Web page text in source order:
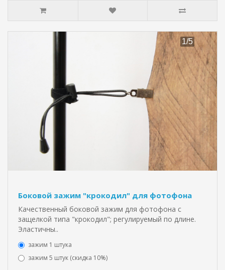
Боковой зажим "крокодил" для фотофона
Качественный боковой зажим для фотофона с
защелкой типа "крокодил"; регулируемый по длине.
Эластичны..
зажим 1 штука
зажим 5 штук (скидка 10%)